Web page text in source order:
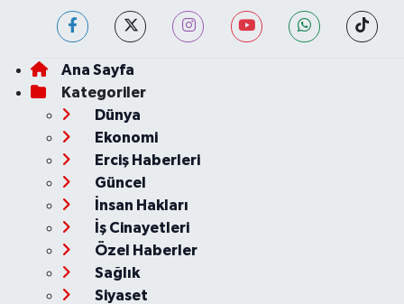
Ana Sayfa
Kategoriler
Dünya
Ekonomi
Erciş Haberleri
Güncel
İnsan Hakları
İş Cinayetleri
Özel Haberler
Sağlık
Siyaset